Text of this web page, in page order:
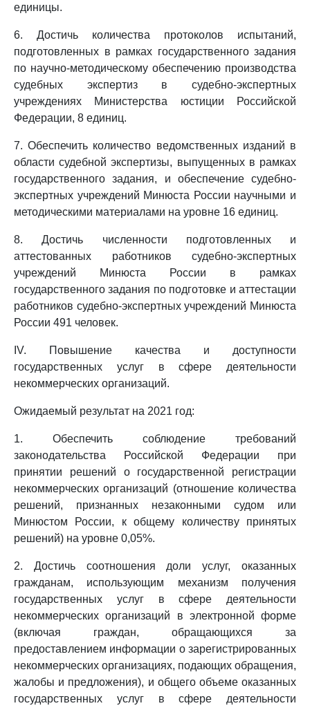
единицы.
6. Достичь количества протоколов испытаний,
подготовленных в рамках государственного задания
по научно-методическому обеспечению производства
судебных экспертиз в судебно-экспертных
учреждениях Министерства юстиции Российской
Федерации, 8 единиц.
7. Обеспечить количество ведомственных изданий в
области судебной экспертизы, выпущенных в рамках
государственного задания, и обеспечение судебно-
экспертных учреждений Минюста России научными и
методическими материалами на уровне 16 единиц.
8. Достичь численности подготовленных и
аттестованных работников судебно-экспертных
учреждений Минюста России в рамках
государственного задания по подготовке и аттестации
работников судебно-экспертных учреждений Минюста
России 491 человек.
IV. Повышение качества и доступности
государственных услуг в сфере деятельности
некоммерческих организаций.
Ожидаемый результат на 2021 год:
1. Обеспечить соблюдение требований
законодательства Российской Федерации при
принятии решений о государственной регистрации
некоммерческих организаций (отношение количества
решений, признанных незаконными судом или
Минюстом России, к общему количеству принятых
решений) на уровне 0,05%.
2. Достичь соотношения доли услуг, оказанных
гражданам, использующим механизм получения
государственных услуг в сфере деятельности
некоммерческих организаций в электронной форме
(включая граждан, обращающихся за
предоставлением информации о зарегистрированных
некоммерческих организациях, подающих обращения,
жалобы и предложения), и общего объеме оказанных
государственных услуг в сфере деятельности